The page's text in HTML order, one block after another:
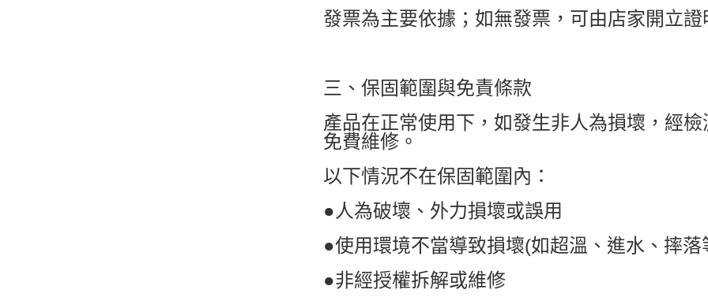
發票為主要依據；如無發票，可由店家開立證
三、保固範圍與免責條款
產品在正常使用下，如發生非人為損壞，經
免費維修。
以下情況不在保固範圍內：
●人為破壞、外力損壞或誤用
●使用環境不當導致損壞(如超溫、進水、摔落
●非經授權拆解或維修